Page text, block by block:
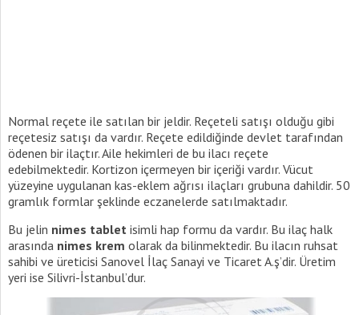
Normal reçete ile satılan bir jeldir. Reçeteli satışı olduğu gibi
reçetesiz satışı da vardır. Reçete edildiğinde devlet tarafından
ödenen bir ilaçtır. Aile hekimleri de bu ilacı reçete
edebilmektedir. Kortizon içermeyen bir içeriği vardır. Vücut
yüzeyine uygulanan kas-eklem ağrısı ilaçları grubuna dahildir. 50
gramlık formlar şeklinde eczanelerde satılmaktadır.
Bu jelin nimes tablet isimli hap formu da vardır. Bu ilaç halk
arasında nimes krem olarak da bilinmektedir. Bu ilacın ruhsat
sahibi ve üreticisi Sanovel İlaç Sanayi ve Ticaret A.ş’dir. Üretim
yeri ise Silivri-İstanbul’dur.